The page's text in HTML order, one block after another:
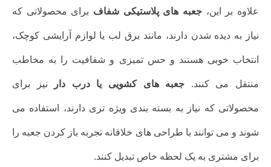
علاوه بر این، جعبه های پلاستیکی شفاف برای محصولاتی که
نیاز به دیده شدن دارند، مانند برق لب یا لوازم آرایشی کوچک،
انتخاب خوبی هستند و حس تمیزی و شفافیت را به مخاطب
منتقل می کنند. جعبه های کشویی یا درب دار نیز برای
محصولاتی که نیاز به بسته بندی ویژه تری دارند، استفاده می
شوند و می توانند با طراحی های خلاقانه تجربه باز کردن جعبه را
برای مشتری به یک لحظه خاص تبدیل کنند.